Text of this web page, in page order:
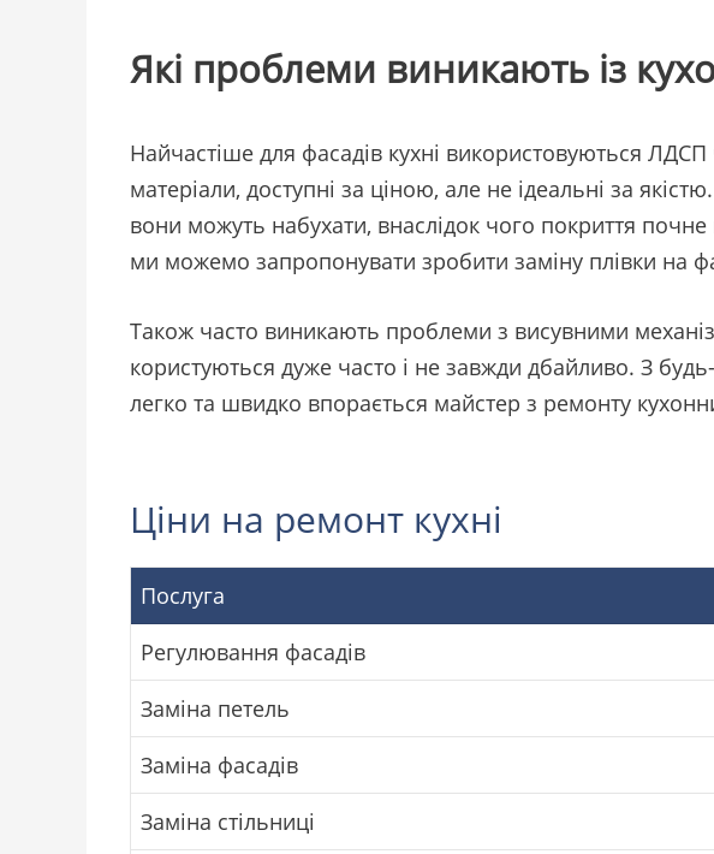
Які проблеми виникають із
Найчастіше для фасадів кухні використовуються
матеріали, доступні за ціною, але не ідеальні за
вони можуть набухати, внаслідок чого покриття
ми можемо запропонувати зробити заміну плівки на
Також часто виникають проблеми з висувними
користуються дуже часто і не завжди дбайливо. З
легко та швидко впорається майстер з ремонту
Ціни на ремонт кухні
Послуга
Регулювання фасадів
Заміна петель
Заміна фасадів
Заміна стільниці